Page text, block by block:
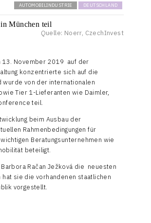
AUTOMOBILINDUSTRIE DEUTSCHLAND
Quelle: Noerr, CzechInvest
13. November 2019 auf der
konzentrierte sich auf die
wurde von der internationalen
Tier 1-Lieferanten wie Daimler,
teil.
beim Ausbau der
Rahmenbedingungen für
Beratungsunternehmen wie
beteiligt.
Račan Ježková die neuesten
sie die vorhandenen staatlichen
vorgestellt.